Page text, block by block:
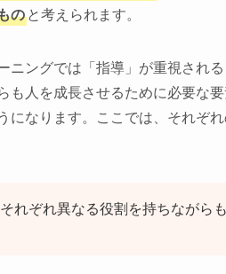
のと考えられます。
ニングでは「指導」が重視され
も人を成長させるために必要な
になります。ここでは、それぞ
れぞれ異なる役割を持ちながら